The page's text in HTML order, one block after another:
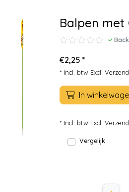
Balpen met
€2,25 *
* Incl. btw Excl.
In
* Incl. btw Excl.
Vergelijk